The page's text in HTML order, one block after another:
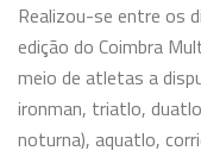
Realizou-se entre os
edição do Coimbra
meio de atletas a
ironman, triatlo,
noturna), aquatlo,